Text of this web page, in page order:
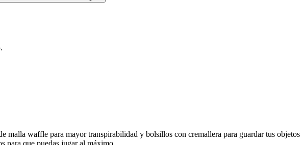
malla waffle para mayor transpirabilidad y bolsillos con cremallera para guardar tus objetos
para que puedas jugar al máximo.